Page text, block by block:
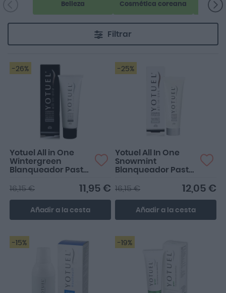
Belleza Cosmética coreana
Filtrar
-26%
Yotuel All in One
Wintergreen
Blanqueador Pasta
11,95 €
16,15 €
Añadir a la cesta
-25%
Yotuel All In One
Snowmint
Blanqueador Pasta
12,05 €
16,15 €
Añadir a la cesta
-15% -19%